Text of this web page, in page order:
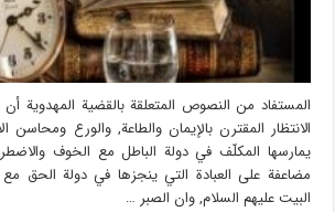
المستفاد من النصوص المتعلقة بالقضية المهدوية أن
الانتظار المقترن بالإيمان والطاعة, والورع ومحاسن
يمارسها المكلّف في دولة الباطل مع الخوف
مضاعفة على العبادة التي ينجزها في دولة الحق
البيت عليهم السلام, وان الصبر …